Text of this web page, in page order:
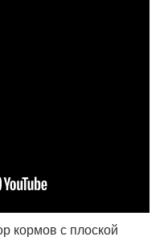
кормов с плоской